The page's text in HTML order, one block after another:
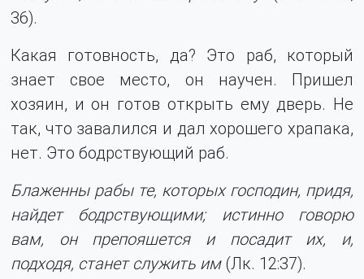
36).
Какая готовность, да? Это раб, который
знает свое место, он научен. Пришел
хозяин, и он готов открыть ему дверь. Не
так, что завалился и дал хорошего храпака,
нет. Это бодрствующий раб.
Блаженны рабы те, которых господин, придя,
найдет бодрствующими; истинно говорю
вам, он препояшется и посадит их, и,
подходя, станет служить им(Лк. 12:37).